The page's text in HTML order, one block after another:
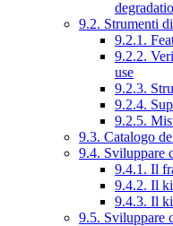
9.2. Strumenti
9.2.1.
9.2.2.
use
9.2.3.
9.2.4.
9.2.5.
9.3. Catalogo
9.4. Sviluppare
9.4.1. Il
9.4.2. Il
9.4.3. Il
9.5. Sviluppare